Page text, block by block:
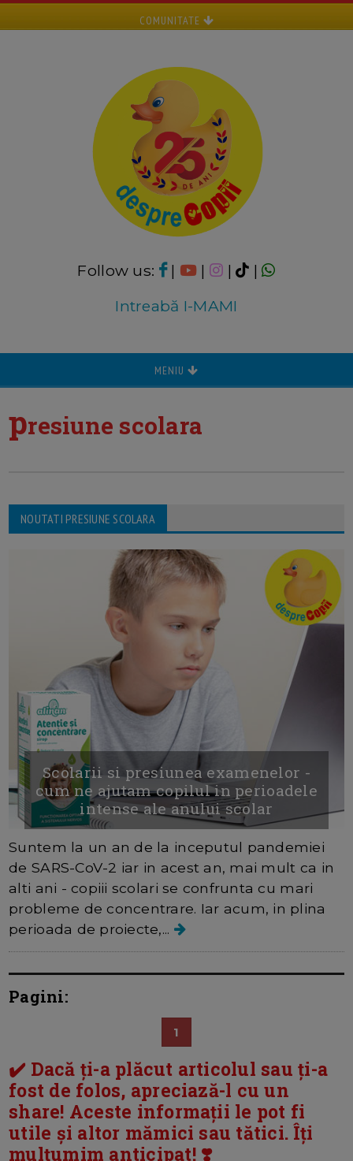
COMUNITATE
Follow us: | | |
|
Intreabă I-MAMI
MENIU
presiune scolara
NOUTATI PRESIUNE SCOLARA
Scolarii si presiunea examenelor -
cum ne ajutam copilul in perioadele
intense ale anului scolar
Suntem la un an de la inceputul pandemiei
de SARS-CoV-2 iar in acest an, mai mult ca in
alti ani - copiii scolari se confrunta cu mari
probleme de concentrare. Iar acum, in plina
perioada de proiecte,...
Pagini:
1
✔️ Dacă ți-a plăcut articolul sau ți-a
fost de folos, apreciază-l cu un
share! Aceste informații le pot fi
utile și altor mămici sau tătici. Îți
mulțumim anticipat! ❣️